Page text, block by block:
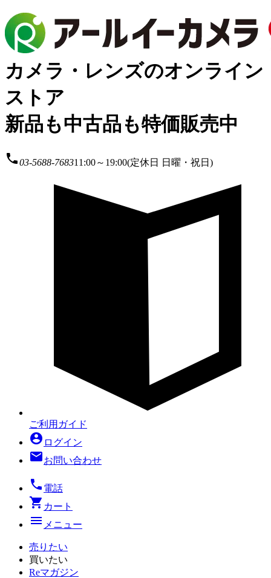
カメラ・レンズのオンライン
ストア
新品も中古品も特価販売中
local_phone03-5688-768311:00～19:00(定休日 日曜・祝日)
ご利用ガイド
account_circle ログイン
mailお問い合わせ
local_phone 電話
shopping_cart カート
menu メニュー
売りたい
買いたい
Reマガジン